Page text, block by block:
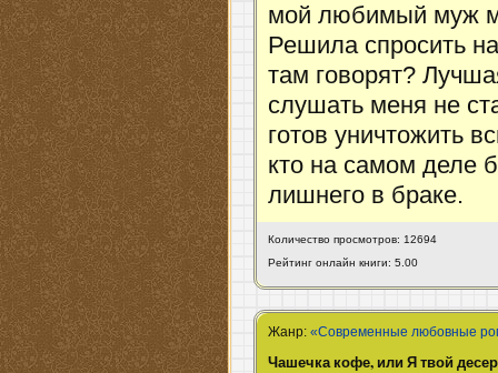
мой любимый муж
Решила спросить
там говорят?
слушать меня не
готов уничтожить
кто на самом деле
лишнего в браке.
Количество просмотров: 12694
Рейтинг онлайн книги: 5.00
Жанр:«Современные любовные
Чашечка кофе, или Я твой